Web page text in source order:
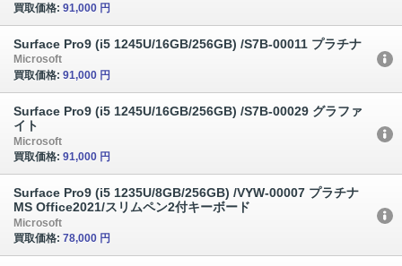
買取価格: 91,000 円
Surface Pro9 (i5 1245U/16GB/256GB) /S7B-00011 プラチナ
Microsoft
買取価格: 91,000 円
Surface Pro9 (i5 1245U/16GB/256GB) /S7B-00029 グラファ
イト
Microsoft
買取価格: 91,000 円
Surface Pro9 (i5 1235U/8GB/256GB) /VYW-00007 プラチナ
MS Office2021/スリムペン2付キーボード
Microsoft
買取価格: 78,000 円